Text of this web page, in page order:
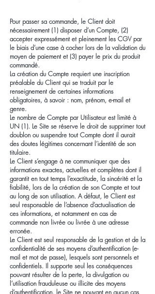
Pour passer sa commande, le Client doit
nécessairement (1) disposer d’un Compte, (2)
accepter expressément et pleinement les CGV par
le biais d’une case à cocher lors de la validation du
moyen de paiement et (3) payer le prix du produit
commandé.
La création du Compte requiert une inscription
préalable du Client qui se traduit par le
renseignement de certaines informations
obligatoires, à savoir : nom, prénom, e-mail et
genre.
Le nombre de Compte par Utilisateur est limité à
UN (1). Le Site se réserve le droit de supprimer tout
doublon ou suspendre tout Compte dont il aurait
des doutes légitimes concernant l’identité de son
titulaire.
Le Client s’engage à ne communiquer que des
informations exactes, actuelles et complètes dont il
garantit en tout temps l’exactitude, la sincérité et la
fiabilité, lors de la création de son Compte et tout
au long de son utilisation. A défaut, le Client est
seul responsable de l’absence d’actualisation de
ces informations, et notamment en cas de
commande non livrée ou livrée à une adresse
erronée.
Le Client est seul responsable de la gestion et de la
confidentialité de ses moyens d’authentification (e-
mail et mot de passe), lesquels sont personnels et
confidentiels. Il supporte seul les conséquences
pouvant résulter de la perte, la divulgation ou
l’utilisation frauduleuse ou illicite des moyens
d’authentification, le Site ne pouvant en aucun cas